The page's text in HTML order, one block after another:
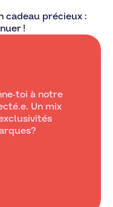
cadeau précieux :
!
toi à notre
Un mix